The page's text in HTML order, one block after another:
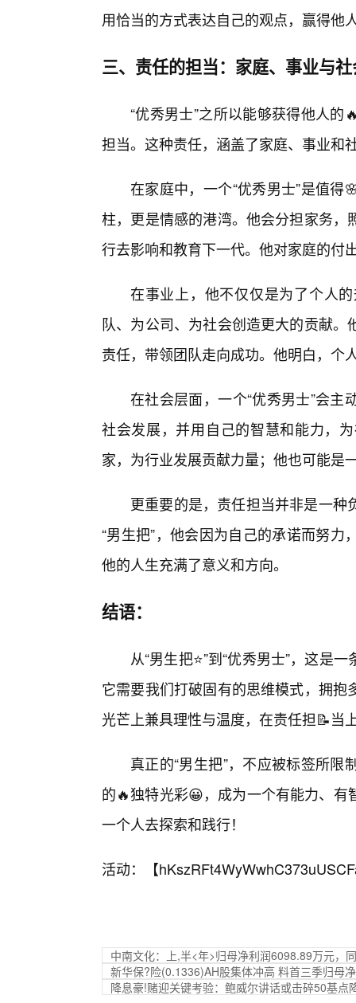
用恰当的方式表达自己的观点，赢得他
三、责任的担当：家庭、事业与
“优秀男士”之所以能够获得他人
担当。这种责任，涵盖了家庭、事业和
在家庭中，一个“优秀男士”是值
柱，更是情感的港湾。他会分担家务
行去影响和教育下一代。他对家庭的付
在事业上，他不仅仅是为了个人
队、为公司、为社会创造更大的贡献
责任，带领团队走向成功。他明白，个
在社会层面，一个“优秀男士”会
社会发展，并用自己的智慧和能力，
家，为行业发展贡献力量；他也可能是
更重要的是，责任担当并非是一
“男生把”，他会因为自己的承诺而努
他的人生充满了意义和方向。
结语：
从“男生把⭐”到“优秀男士”，这是
它需要我们打破固有的思维模式，拥
光芒上兼具理性与温度，在责任担📝当
真正的“男生把”，不应被标签所
的🔥独特光彩😀，成为一个有能力、
一个人去探索和践行！
活动：【
中南文化：上,半<年>归母净利润6098.89万元，
新华保?险(0.1336)AH股集体冲高 料首三季归母
降息豪!赌迎关键考验：鲍威尔讲话或击碎50基点